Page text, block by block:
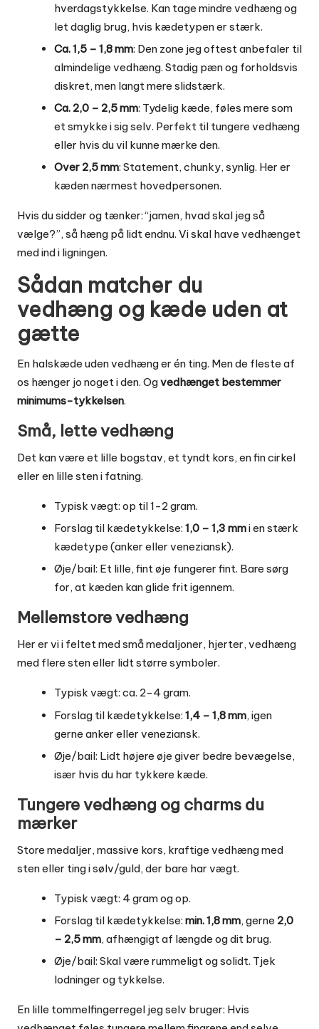
hverdagstykkelse. Kan tage mindre vedhæng og
let daglig brug, hvis kædetypen er stærk.
Ca. 1,5 – 1,8 mm: Den zone jeg oftest anbefaler til
almindelige vedhæng. Stadig pæn og forholdsvis
diskret, men langt mere slidstærk.
Ca. 2,0 – 2,5 mm: Tydelig kæde, føles mere som
et smykke i sig selv. Perfekt til tungere vedhæng
eller hvis du vil kunne mærke den.
Over 2,5 mm: Statement, chunky, synlig. Her er
kæden nærmest hovedpersonen.
Hvis du sidder og tænker: “jamen, hvad skal jeg så
vælge?”, så hæng på lidt endnu. Vi skal have vedhænget
med ind i ligningen.
Sådan matcher du
vedhæng og kæde uden at
gætte
En halskæde uden vedhæng er én ting. Men de fleste af
os hænger jo noget i den. Ogvedhænget bestemmer
minimums-tykkelsen.
Små, lette vedhæng
Det kan være et lille bogstav, et tyndt kors, en fin cirkel
eller en lille sten i fatning.
Typisk vægt: op til 1-2 gram.
Forslag til kædetykkelse: 1,0 – 1,3 mmi en stærk
kædetype (anker eller veneziansk).
Øje/bail: Et lille, fint øje fungerer fint. Bare sørg
for, at kæden kan glide frit igennem.
Mellemstore vedhæng
Her er vi i feltet med små medaljoner, hjerter, vedhæng
med flere sten eller lidt større symboler.
Typisk vægt: ca. 2-4 gram.
Forslag til kædetykkelse: 1,4 – 1,8 mm, igen
gerne anker eller veneziansk.
Øje/bail: Lidt højere øje giver bedre bevægelse,
især hvis du har tykkere kæde.
Tungere vedhæng og charms du
mærker
Store medaljer, massive kors, kraftige vedhæng med
sten eller ting i sølv/guld, der bare har vægt.
Typisk vægt: 4 gram og op.
Forslag til kædetykkelse: min. 1,8 mm, gerne 2,0
– 2,5 mm, afhængigt af længde og dit brug.
Øje/bail: Skal være rummeligt og solidt. Tjek
lodninger og tykkelse.
En lille tommelfingerregel jeg selv bruger: Hvis